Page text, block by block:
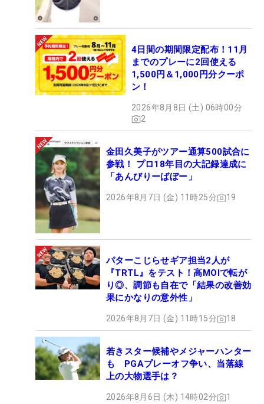
4日間の期間限定配布！11月
までのプレーに2回使える
1,500円＆1,000円分クーポ
ン！
2026年8月8日 (土) 06時00分
2
金田久美子がツアー通算500試合に
参戦！ プロ18年目の大記録達成に
「あんびりーばぼー」
2026年8月7日 (金) 11時25分 19
パターこじらせギア担当2人が
『TRTL』をテスト！高MOIで転が
り◎、調節も自在で「結果の改善効
果にかなりの意外性」
2026年8月7日 (金) 11時15分 18
若きスター候補やメジャーハンター
も PGAプレーオフ争い、当落線
上の大物選手は？
2026年8月6日 (木) 14時02分 1